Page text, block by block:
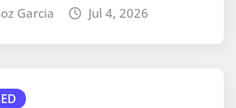
Garcia Jul 4, 2026